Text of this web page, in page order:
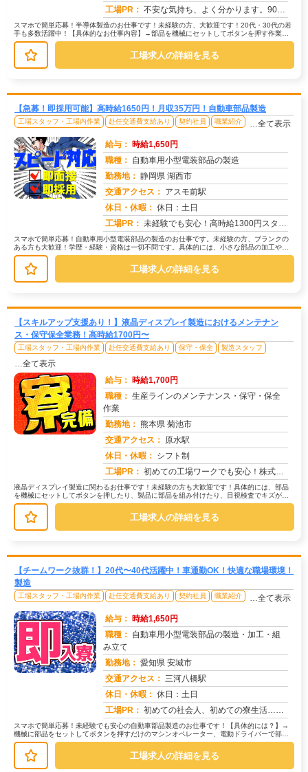
工場PR： 不安な気持ち、よく分かります。90%の方が不安を解消してスタートしています！☆充実のサポート体制で安心！☆→赴任費...
スマホで簡単応募！半導体製造のお仕事です！未経験の方、大歓迎です！20代・30代の若
手も多数活躍中！【具体的なお仕事内容】→部品を機械にセットしてボタンを押す作業、
→製品に部品を組み付ける作業、...
工場求人の詳細を見る
【急募！即採用可能】高時給1650円！月収35万円！自動車部品製造
工場スタッフ・工場内作業 赴任交通費支給あり 契約社員 職業紹介 …全て表示
給与： 時給1,650円
職種： 自動車用小型電装部品の製造
勤務地： 静岡県 湖西市
交通アクセス： アスモ前駅
休日・休暇： 休日：土日
工場PR： 未経験でも安心！高時給1300円スタート！スマホから簡単応募OK！→ 未経験者歓迎！先輩スタッフが丁寧に指導します...
スマホで簡単応募！自動車用小型電装部品の製造のお仕事です。未経験の方、ブランクの
ある方も大歓迎！学歴・経験・資格は一切不問です。具体的には、小さな部品の加工や取
り付け、検査、梱包、運搬、そして測...
工場求人の詳細を見る
【スキルアップ支援あり！】液晶ディスプレイ製造におけるメンテナン
ス・保守保全業務！高時給1700円〜
工場スタッフ・工場内作業 赴任交通費支給あり 保守・保全 製造スタッフ
…全て表示
給与： 時給1,700円
職種： 生産ラインのメンテナンス・保守・保全
作業
勤務地： 熊本県 菊池市
交通アクセス： 原水駅
休日・休暇： シフト制
工場PR： 初めての工場ワークでも安心！株式会社京栄センターで新しい一歩を踏み出しませんか？→ 応募から入寮までスムーズ！すぐ...
液晶ディスプレイ製造に関わるお仕事です！未経験の方も大歓迎です！具体的には、部品
を機械にセットしてボタンを押したり、製品に部品を組み付けたり、目視検査でキズがな
いか確認する作業などがあります。難...
工場求人の詳細を見る
【チームワーク抜群！】20代〜40代活躍中！車通勤OK！快適な職場環境！
製造
工場スタッフ・工場内作業 赴任交通費支給あり 契約社員 職業紹介 …全て表示
給与： 時給1,650円
職種： 自動車用小型電装部品の製造・加工・組
み立て
勤務地： 愛知県 安城市
交通アクセス： 三河八橋駅
休日・休暇： 休日：土日
工場PR： 初めての社会人、初めての寮生活…不安は尽きないですよね。でも大丈夫！株式会社京栄センターなら、専属スタッフが就業ま...
スマホで簡単応募！未経験でも安心の自動車部品製造のお仕事です！【具体的には？】→
機械に部品をセットしてボタンを押すだけのマシンオペレーター、電動ドライバーで部品
を取り付ける組立、完成品を目視で検...
工場求人の詳細を見る